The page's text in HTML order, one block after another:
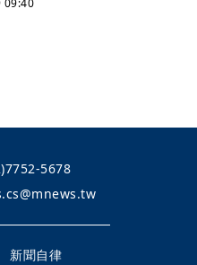
5678
新聞自律